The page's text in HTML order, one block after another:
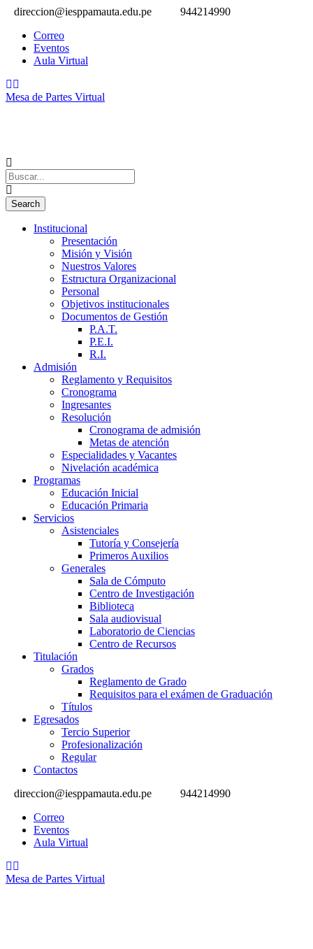
direccion@iesppamauta.edu.pe
944214990
Correo
Eventos
Aula Virtual
Mesa de Partes Virtual
Institucional
Presentación
Misión y Visión
Nuestros Valores
Estructura Organizacional
Personal
Objetivos institucionales
Documentos de Gestión
P.A.T.
P.E.I.
R.I.
Admisión
Reglamento y Requisitos
Cronograma
Ingresantes
Resolución
Cronograma de admisión
Metas de atención
Especialidades y Vacantes
Nivelación académica
Programas
Educación Inicial
Educación Primaria
Servicios
Asistenciales
Tutoría y Consejería
Primeros Auxilios
Generales
Sala de Cómputo
Centro de Investigación
Biblioteca
Sala audiovisual
Laboratorio de Ciencias
Centro de Recursos
Titulación
Grados
Reglamento de Grado
Requisitos para el exámen de Graduación
Títulos
Egresados
Tercio Superior
Profesionalización
Regular
Contactos
direccion@iesppamauta.edu.pe
944214990
Correo
Eventos
Aula Virtual
Mesa de Partes Virtual